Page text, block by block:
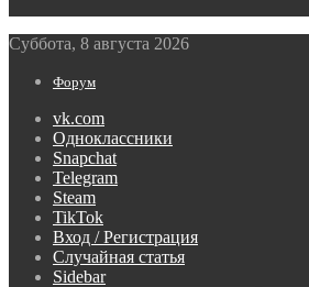
Суббота, 8 августа 2026
Форум
vk.com
Одноклассники
Snapchat
Telegram
Steam
TikTok
Вход / Регистрация
Случайная статья
Sidebar